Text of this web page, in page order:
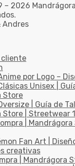
2026
Andres
por Logo –
Unisex |
Store
| Guía de
Store | Streetwear
|
Fan Art |
creativas
| Mandrágora